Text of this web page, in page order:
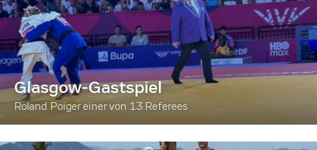
Glasgow-Gastspiel
Roland Poiger einer von 13 Referees